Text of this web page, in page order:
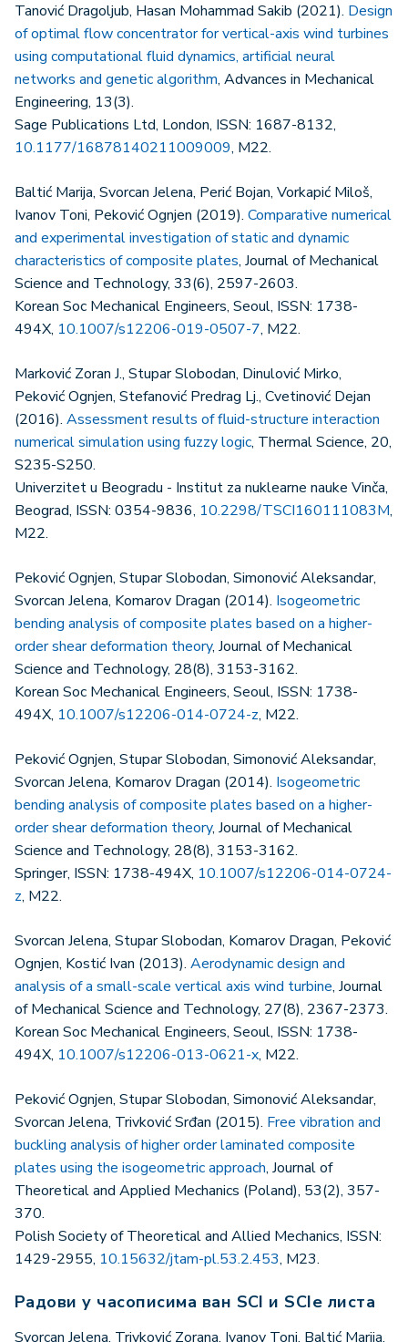
Tanović Dragoljub, Hasan Mohammad Sakib (2021). Design
of optimal flow concentrator for vertical-axis wind turbines
using computational fluid dynamics, artificial neural
networks and genetic algorithm, Advances in Mechanical
Engineering, 13(3).
Sage Publications Ltd, London, ISSN: 1687-8132,
10.1177/16878140211009009, M22.
Baltić Marija, Svorcan Jelena, Perić Bojan, Vorkapić Miloš,
Ivanov Toni, Peković Ognjen (2019). Comparative numerical
and experimental investigation of static and dynamic
characteristics of composite plates, Journal of Mechanical
Science and Technology, 33(6), 2597-2603.
Korean Soc Mechanical Engineers, Seoul, ISSN: 1738-
494X, 10.1007/s12206-019-0507-7, M22.
Marković Zoran J., Stupar Slobodan, Dinulović Mirko,
Peković Ognjen, Stefanović Predrag Lj., Cvetinović Dejan
(2016). Assessment results of fluid-structure interaction
numerical simulation using fuzzy logic, Thermal Science, 20,
S235-S250.
Univerzitet u Beogradu - Institut za nuklearne nauke Vinča,
Beograd, ISSN: 0354-9836, 10.2298/TSCI160111083M,
M22.
Peković Ognjen, Stupar Slobodan, Simonović Aleksandar,
Svorcan Jelena, Komarov Dragan (2014). Isogeometric
bending analysis of composite plates based on a higher-
order shear deformation theory, Journal of Mechanical
Science and Technology, 28(8), 3153-3162.
Korean Soc Mechanical Engineers, Seoul, ISSN: 1738-
494X, 10.1007/s12206-014-0724-z, M22.
Peković Ognjen, Stupar Slobodan, Simonović Aleksandar,
Svorcan Jelena, Komarov Dragan (2014). Isogeometric
bending analysis of composite plates based on a higher-
order shear deformation theory, Journal of Mechanical
Science and Technology, 28(8), 3153-3162.
Springer, ISSN: 1738-494X, 10.1007/s12206-014-0724-
z, M22.
Svorcan Jelena, Stupar Slobodan, Komarov Dragan, Peković
Ognjen, Kostić Ivan (2013). Aerodynamic design and
analysis of a small-scale vertical axis wind turbine, Journal
of Mechanical Science and Technology, 27(8), 2367-2373.
Korean Soc Mechanical Engineers, Seoul, ISSN: 1738-
494X, 10.1007/s12206-013-0621-x, M22.
Peković Ognjen, Stupar Slobodan, Simonović Aleksandar,
Svorcan Jelena, Trivković Srđan (2015). Free vibration and
buckling analysis of higher order laminated composite
plates using the isogeometric approach, Journal of
Theoretical and Applied Mechanics (Poland), 53(2), 357-
370.
Polish Society of Theoretical and Allied Mechanics, ISSN:
1429-2955, 10.15632/jtam-pl.53.2.453, M23.
Радови у часописима ван SCI и SCIe листа
Svorcan Jelena, Trivković Zorana, Ivanov Toni, Baltić Marija,